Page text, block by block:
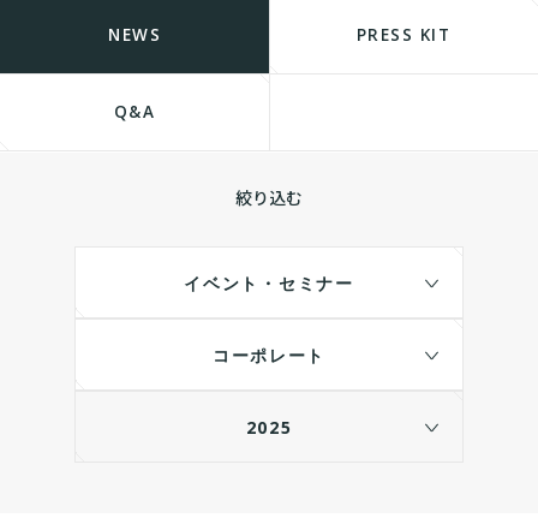
NEWS PRESS KIT
Q&A
絞り込む
イベント・セミナー
コーポレート
2025